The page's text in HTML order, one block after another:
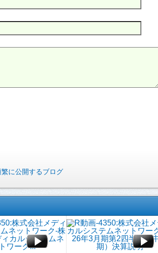
に公開するブログ